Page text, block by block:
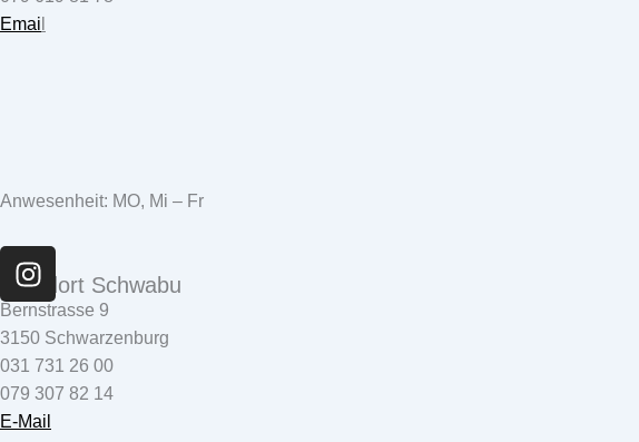
Emai
Anwesenheit: MO, Mi – Fr
I
n
s
t
a
g
r
Standort Schwabu
Bernstrasse 9
3150 Schwarzenburg
031 731 26 00
079 307 82 14
E-Mail